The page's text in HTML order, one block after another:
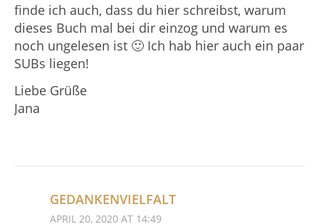
finde ich auch, dass du hier schreibst, warum
dieses Buch mal bei dir einzog und warum es
noch ungelesen ist 🙂 Ich hab hier auch ein paar
SUBs liegen!
Liebe Grüße
Jana
GEDANKENVIELFALT
APRIL 20, 2020 AT 14:49